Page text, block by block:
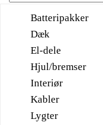
Batteripakker
Dæk
El-dele
Hjul/bremser
Interiør
Kabler
Lygter